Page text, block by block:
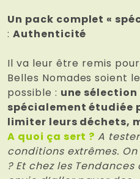
Un pack complet «
: Authenticité
Il va leur être remis
Belles Nomades soient
possible : une
spécialement étudiée
limiter leurs déchets,
A quoi ça sert ? A
conditions extrêmes.
? Et chez les